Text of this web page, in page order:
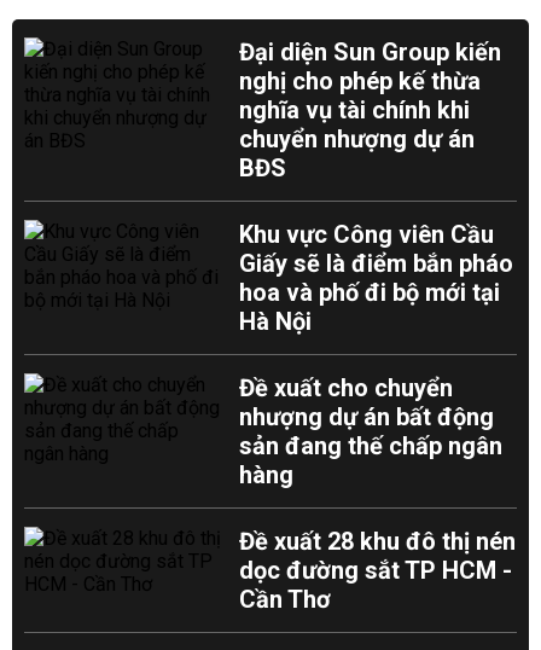
Đại diện Sun Group kiến
nghị cho phép kế thừa
nghĩa vụ tài chính khi
chuyển nhượng dự án
BĐS
Khu vực Công viên Cầu
Giấy sẽ là điểm bắn pháo
hoa và phố đi bộ mới tại
Hà Nội
Đề xuất cho chuyển
nhượng dự án bất động
sản đang thế chấp ngân
hàng
Đề xuất 28 khu đô thị nén
dọc đường sắt TP HCM -
Cần Thơ